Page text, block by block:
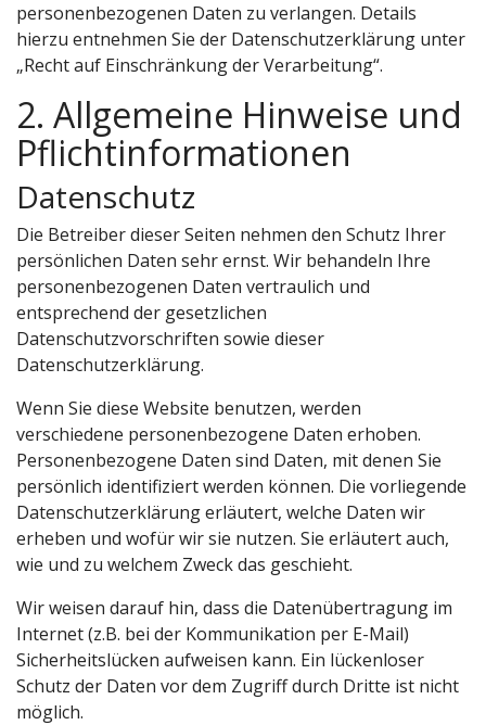
personenbezogenen Daten zu verlangen. Details
hierzu entnehmen Sie der Datenschutzerklärung unter
„Recht auf Einschränkung der Verarbeitung“.
2. Allgemeine Hinweise und
Pflichtinformationen
Datenschutz
Die Betreiber dieser Seiten nehmen den Schutz Ihrer
persönlichen Daten sehr ernst. Wir behandeln Ihre
personenbezogenen Daten vertraulich und
entsprechend der gesetzlichen
Datenschutzvorschriften sowie dieser
Datenschutzerklärung.
Wenn Sie diese Website benutzen, werden
verschiedene personenbezogene Daten erhoben.
Personenbezogene Daten sind Daten, mit denen Sie
persönlich identifiziert werden können. Die vorliegende
Datenschutzerklärung erläutert, welche Daten wir
erheben und wofür wir sie nutzen. Sie erläutert auch,
wie und zu welchem Zweck das geschieht.
Wir weisen darauf hin, dass die Datenübertragung im
Internet (z.B. bei der Kommunikation per E-Mail)
Sicherheitslücken aufweisen kann. Ein lückenloser
Schutz der Daten vor dem Zugriff durch Dritte ist nicht
möglich.